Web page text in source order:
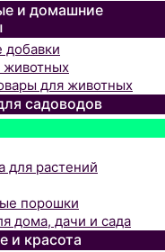
и домашние
животных
для животных
садоводов
для растений
порошки
дома, дачи и сада
и красота